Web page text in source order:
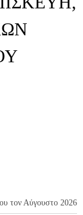
τον Αύγουστο 2026